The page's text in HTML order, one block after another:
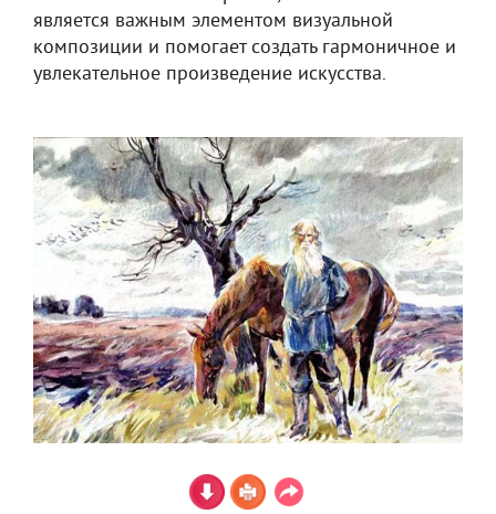
является важным элементом визуальной
композиции и помогает создать гармоничное и
увлекательное произведение искусства.